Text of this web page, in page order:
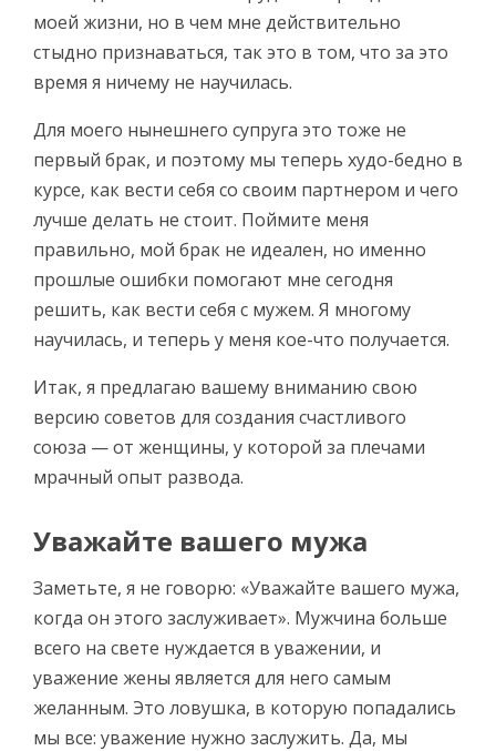
моей жизни, но в чем мне действительно
стыдно признаваться, так это в том, что за это
время я ничему не научилась.
Для моего нынешнего супруга это тоже не
первый брак, и поэтому мы теперь худо-бедно в
курсе, как вести себя со своим партнером и чего
лучше делать не стоит. Поймите меня
правильно, мой брак не идеален, но именно
прошлые ошибки помогают мне сегодня
решить, как вести себя с мужем. Я многому
научилась, и теперь у меня кое-что получается.
Итак, я предлагаю вашему вниманию свою
версию советов для создания счастливого
союза — от женщины, у которой за плечами
мрачный опыт развода.
Уважайте вашего мужа
Заметьте, я не говорю: «Уважайте вашего мужа,
когда он этого заслуживает». Мужчина больше
всего на свете нуждается в уважении, и
уважение жены является для него самым
желанным. Это ловушка, в которую попадались
мы все: уважение нужно заслужить. Да, мы